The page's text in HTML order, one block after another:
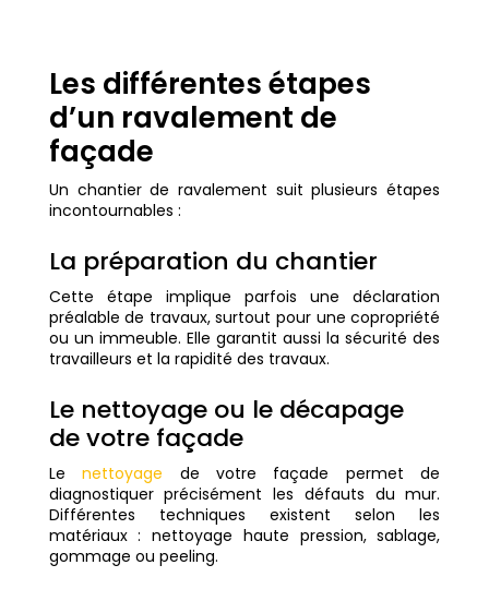
Les différentes étapes
d’un ravalement de
façade
Un chantier de ravalement suit plusieurs étapes
incontournables :
La préparation du chantier
Cette étape implique parfois une déclaration
préalable de travaux, surtout pour une copropriété
ou un immeuble. Elle garantit aussi la sécurité des
travailleurs et la rapidité des travaux.
Le nettoyage ou le décapage
de votre façade
Lenettoyage de votre façade permet de
diagnostiquer précisément les défauts du mur.
Différentes techniques existent selon les
matériaux : nettoyage haute pression, sablage,
gommage ou peeling.